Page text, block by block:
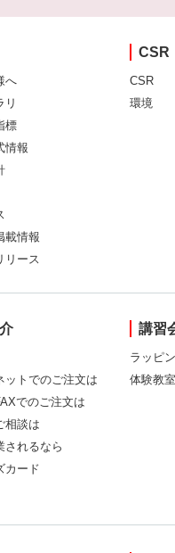
へ
リ
標
情報
載情報
リース
CSR
CSR
環境
ットでのご注文は
でのご注文は
相談は
されるなら
カード
講習
ラッピ
体験教